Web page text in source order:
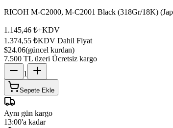
RICOH M-C2000, M-C2001 Black (318Gr/18K)
1.145,46 ₺+KDV
1.374,55 ₺KDV Dahil Fiyat
$24.06(güncel kurdan)
7.500 TL üzeri Ücretsiz kargo
1
Sepete Ekle
Aynı gün kargo
13:00'a kadar